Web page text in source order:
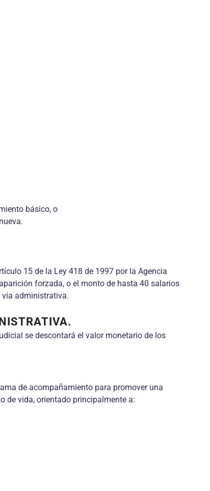
básico, o
15 de la Ley 418 de 1997 por la Agencia
forzada, o el monto de hasta 40 salarios
administrativa.
se descontará el valor monetario de los
de acompañamiento para promover una
de vida, orientado principalmente a: